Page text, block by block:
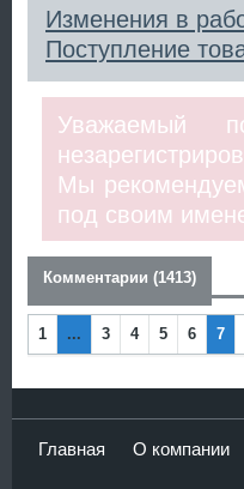
Изменения в
Поступление
Уважаемый
Мы
под своим
Комментарии (1413)
1 ... 3 4 5 6 7
Главная О компании